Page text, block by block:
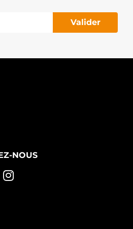
Valider
NOUS